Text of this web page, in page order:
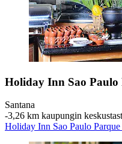
Holiday Inn Sao
Santana
‐3,26 km kaupungin
Holiday Inn Sao Paulo